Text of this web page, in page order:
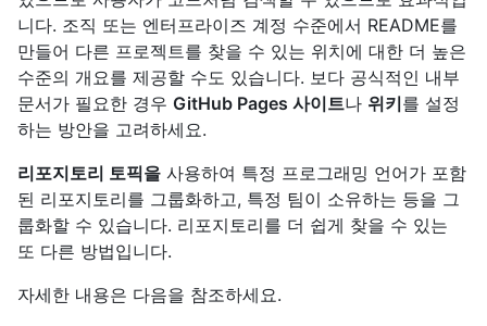
니다. 조직 또는 엔터프라이즈 계정 수준에서 README를
만들어 다른 프로젝트를 찾을 수 있는 위치에 대한 더 높은
수준의 개요를 제공할 수도 있습니다. 보다 공식적인 내부
문서가 필요한 경우 GitHub Pages 사이트나 위키를 설정
하는 방안을 고려하세요.
리포지토리 토픽을 사용하여 특정 프로그래밍 언어가 포함
된 리포지토리를 그룹화하고, 특정 팀이 소유하는 등을 그
룹화할 수 있습니다. 리포지토리를 더 쉽게 찾을 수 있는
또 다른 방법입니다.
자세한 내용은 다음을 참조하세요.